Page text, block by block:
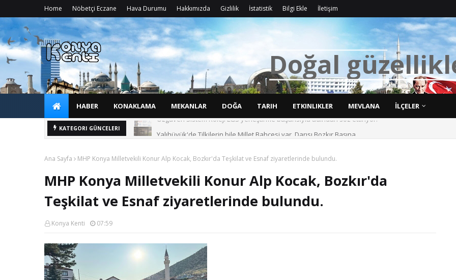
Home Nöbetçi Eczane Hava Durumu Hakkımızda Gizlilik İstatistik Bilgi Ekle İletişim
Doğal güzellikl
HABER KONAKLAMA MEKANLAR DOĞA TARIH ETKINLIKLER MEVLANA İLÇELER
KATEGORI GÜNCELERI
Ana Sayfa MHP Konya Milletvekili Konur Alp Kocak, Bozkır'da Teşkilat ve Esnaf ziyaretlerinde bulundu.
MHP Konya Milletvekili Konur Alp Kocak, Bozkır'da
Teşkilat ve Esnaf ziyaretlerinde bulundu.
Konya Kenti 07:59